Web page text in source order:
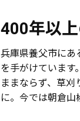
400年以
兵庫県養父市にあ
を手がけています
ままならず、草
に。今では朝倉山